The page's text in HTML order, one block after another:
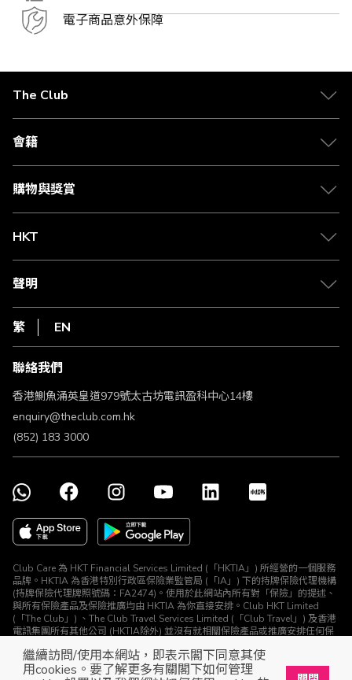
繼續訪問/使用本網站，即表示閣下同意其使
用cookies。要了解更多有關閣下如何管理
電子商品意外保障
The Club
關於 The Club
合作夥伴
媒體中心
會籍
會籍及專屬禮遇
賺取積分
購物與獎賞
物流與配送
Club Shopping 商品領取站
常見問題
HKT
csl.
1010
HKT
聲明
私隱聲明
使用條款
條款及細則
不歧視及不騷擾聲明
認可牌照及通告
繁 EN
聯絡我們
香港鰂魚涌英皇道979號太古坊電訊盈科中心14樓
enquiry@theclub.com.hk
(852) 183 3000
Club Care 為 HKT Financial Services Limited (「HKTIA」) 所經營的一個服務
品牌。HKTIA 為香港特別行政區保險業監管局 (「IA」) 下的持牌保險代理機構
(持牌保險代理牌照號碼：FA2474)。使用於此網站內所有對「保險」的提述、
與所有保險產品及保險推廣均由 HKTIA 為你直接安排。Club HKT Limited
(「The Club」) 、The Club Travel Services Limited (「Club Travel」) 及香港
電訊集團所有其他公司 (HKTIA除外) 並沒有就相關保險產品或推廣安排任何保
© The Club 2026. 保留所有權利